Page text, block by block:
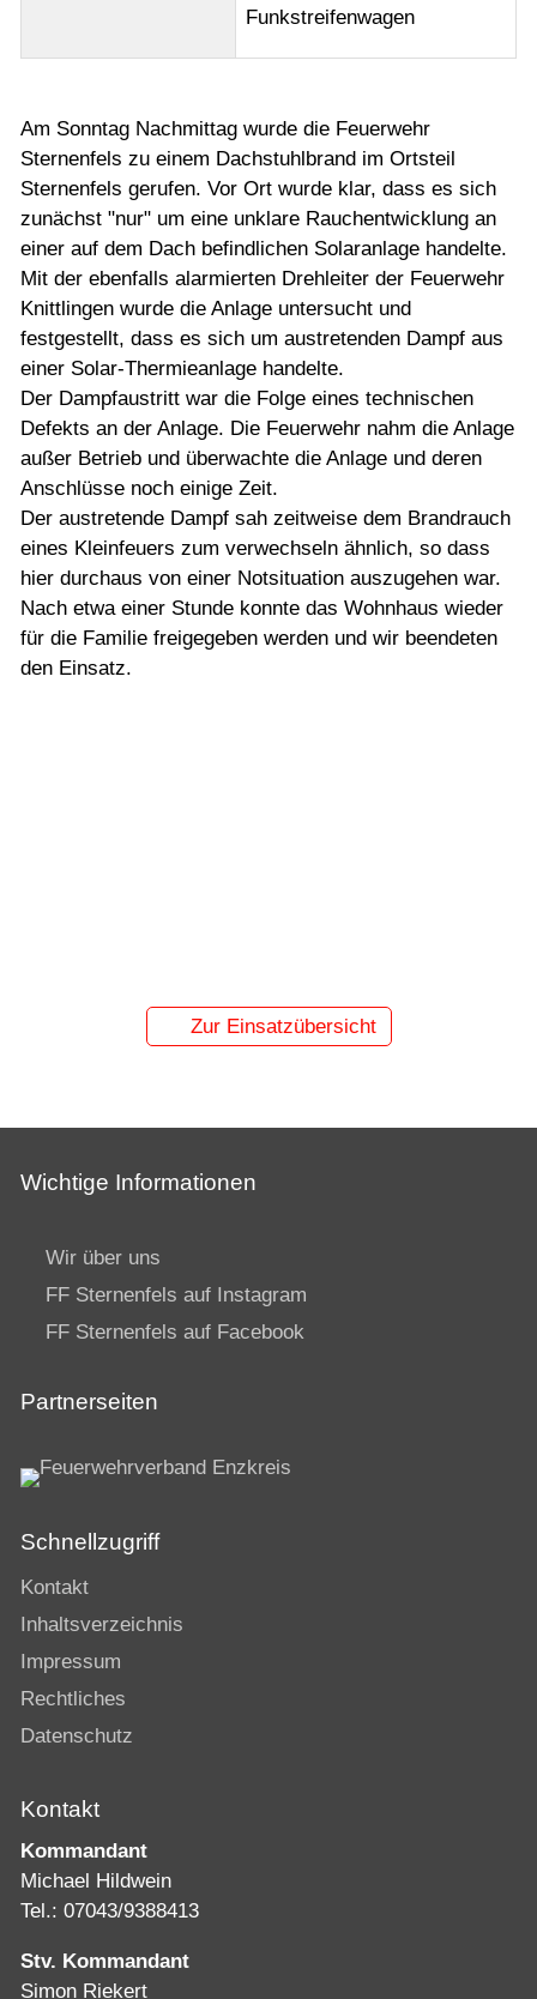
Funkstreifenwagen
Am Sonntag Nachmittag wurde die Feuerwehr
Sternenfels zu einem Dachstuhlbrand im Ortsteil
Sternenfels gerufen. Vor Ort wurde klar, dass es sich
zunächst "nur" um eine unklare Rauchentwicklung an
einer auf dem Dach befindlichen Solaranlage handelte.
Mit der ebenfalls alarmierten Drehleiter der Feuerwehr
Knittlingen wurde die Anlage untersucht und
festgestellt, dass es sich um austretenden Dampf aus
einer Solar-Thermieanlage handelte.
Der Dampfaustritt war die Folge eines technischen
Defekts an der Anlage. Die Feuerwehr nahm die Anlage
außer Betrieb und überwachte die Anlage und deren
Anschlüsse noch einige Zeit.
Der austretende Dampf sah zeitweise dem Brandrauch
eines Kleinfeuers zum verwechseln ähnlich, so dass
hier durchaus von einer Notsituation auszugehen war.
Nach etwa einer Stunde konnte das Wohnhaus wieder
für die Familie freigegeben werden und wir beendeten
den Einsatz.
Zur Einsatzübersicht
Wichtige Informationen
Wir über uns
FF Sternenfels auf Instagram
FF Sternenfels auf Facebook
Partnerseiten
Schnellzugriff
Kontakt
Inhaltsverzeichnis
Impressum
Rechtliches
Datenschutz
Kontakt
Kommandant
Michael Hildwein
Tel.: 07043/9388413
Stv. Kommandant
Simon Riekert